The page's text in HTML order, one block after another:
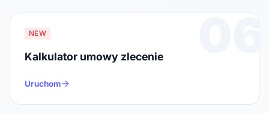
06
NEW
Kalkulator umowy zlecenie
Uruchom